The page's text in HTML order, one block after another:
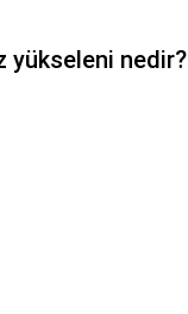
yükseleni nedir?